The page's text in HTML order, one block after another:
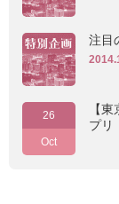
注目
26
Oct
【
プリ